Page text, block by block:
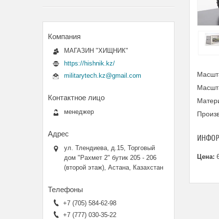
Цена:
МАГАЗИН "ХИЩНИК"
https://hishnik.kz/
militarytech.kz@gmail.com
менеджер
ул. Тлендиева, д.15, Торговый
дом "Рахмет 2" бутик 205 - 206
(второй этаж), Астана, Казахстан
+7 (705) 584-62-98
+7 (777) 030-35-22